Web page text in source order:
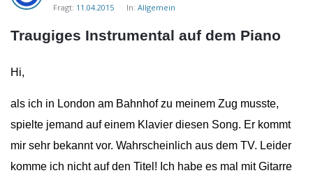
von
WieheisstdasLied.de
Fragen
Fragt: 11.04.2015 In: Allgemein
Traugiges Instrumental auf dem Piano
Hi,
als ich in London am Bahnhof zu meinem Zug musste,
spielte jemand auf einem Klavier diesen Song. Er kommt
mir sehr bekannt vor. Wahrscheinlich aus dem TV. Leider
komme ich nicht auf den Titel! Ich habe es mal mit Gitarre